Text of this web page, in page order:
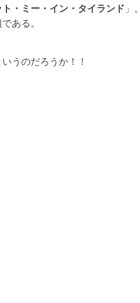
ト・ミー・イン・タイランド 」
ある。
うのだろうか！！